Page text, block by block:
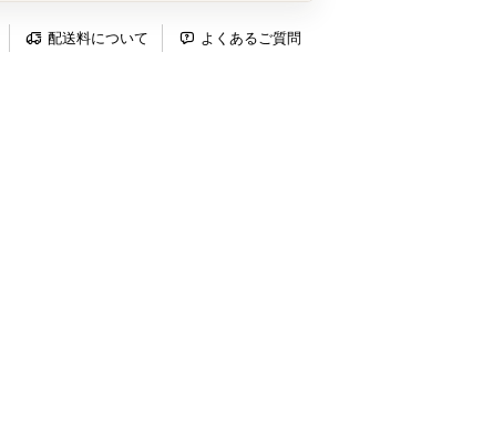
配送料について よくあるご質問